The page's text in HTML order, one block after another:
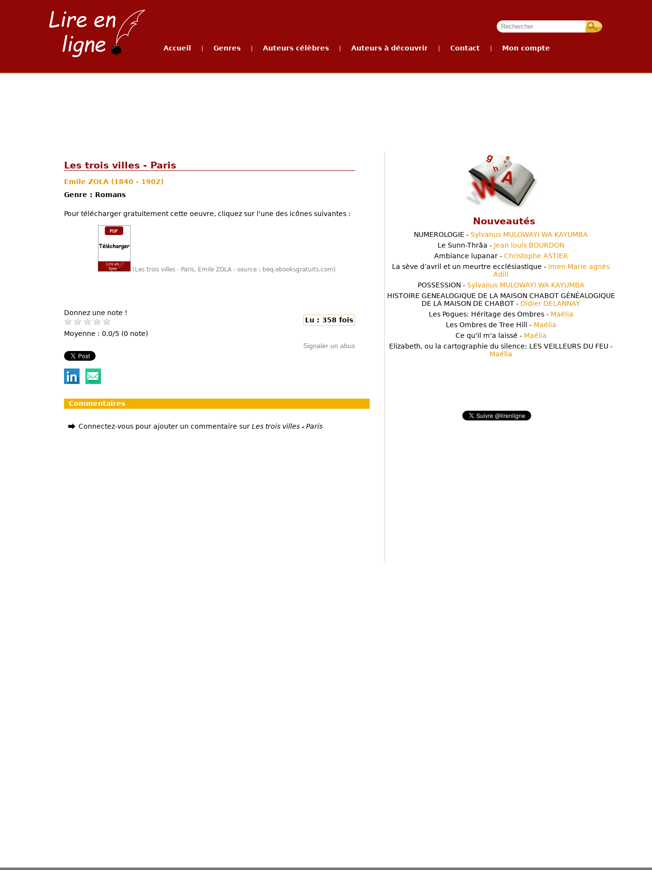
Accueil Genres Auteurs célèbres Auteurs à découvrir Contact Mon compte
Les trois villes - Paris
Emile ZOLA (1840 - 1902)
Genre : Romans
Pour télécharger gratuitement cette oeuvre, cliquez sur l'une des icônes suivantes :
(Les trois villes - Paris, Emile ZOLA - source : beq.ebooksgratuits.com)
Donnez une note !
Moyenne : 0.0/5 (0 note)
Lu : 358 fois
Signaler un abus
Commentaires
Connectez-vous pour ajouter un commentaire sur Les trois villes - Paris
Nouveautés
NUMEROLOGIE - Sylvanus MULOWAYI WA KAYUMBA
Le Sunn-Thrâa - Jean louis BOURDON
Ambiance lupanar - Christophe ASTIER
La sève d’avril et un meurtre ecclésiastique - Imen Marie agnès
Adili
POSSESSION - Sylvanus MULOWAYI WA KAYUMBA
HISTOIRE GENEALOGIQUE DE LA MAISON CHABOT GÉNÉALOGIQUE
DE LA MAISON DE CHABOT - Didier DELANNAY
Les Pogues: Héritage des Ombres - Maélia
Les Ombres de Tree Hill - Maélia
Ce qu'il m'a laissé - Maélia
Elizabeth, ou la cartographie du silence: LES VEILLEURS DU FEU -
Maélia